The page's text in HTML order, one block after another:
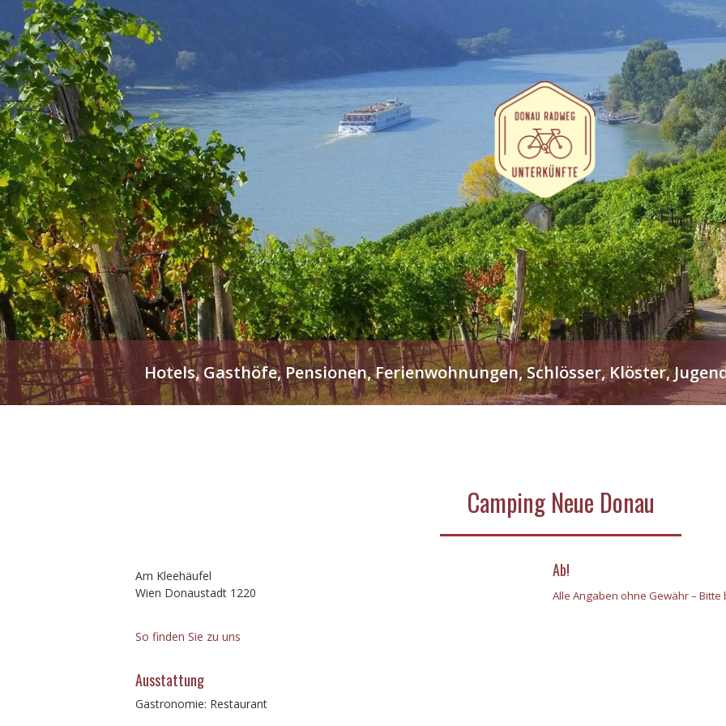
Hotels, Gasthöfe, Pensionen, Ferienwohnungen, Schlösser, Klöster,
Camping Neue Donau
Am Kleehäufel
Wien Donaustadt 1220
So finden Sie zu uns
Ab!
Alle Angaben ohne Gewähr –
Ausstattung
Gastronomie: Restaurant